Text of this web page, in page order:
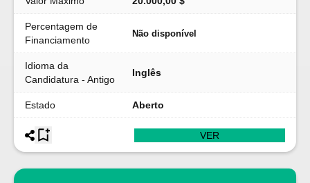
Percentagem de
Financiamento
Não disponível
Idioma da
Candidatura - Antigo
Inglês
Estado Aberto
VER